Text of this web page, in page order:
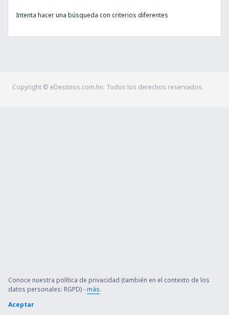
Intenta hacer una búsqueda con criterios diferentes
Copyright © eDestinos.com.hn. Todos los derechos reservados.
Conoce nuestra política de privacidad (también en el contexto de los
datos personales: RGPD) -más.
Aceptar